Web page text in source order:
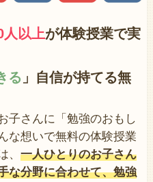
人以上が体験授業で実
る 」自信が持てる無
子さんに「勉強のおもし
な想いで無料の体験授業
、 一人ひとりのお子さん
な分野に合わせて、勉強